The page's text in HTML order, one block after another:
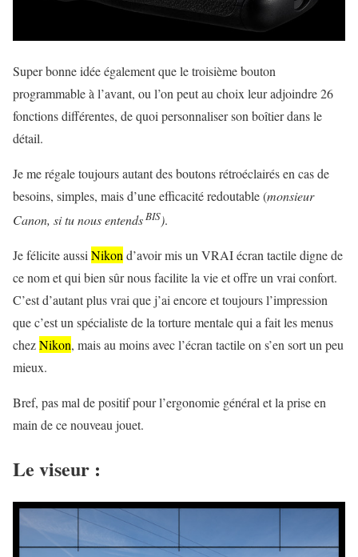
Super bonne idée également que le troisième bouton
programmable à l’avant, ou l’on peut au choix leur adjoindre 26
fonctions différentes, de quoi personnaliser son boîtier dans le
détail.
Je me régale toujours autant des boutons rétroéclairés en cas de
besoins, simples, mais d’une efficacité redoutable (monsieur
Canon, si tu nous entends BIS).
Je félicite aussi Nikon d’avoir mis un VRAI écran tactile digne de
ce nom et qui bien sûr nous facilite la vie et offre un vrai confort.
C’est d’autant plus vrai que j’ai encore et toujours l’impression
que c’est un spécialiste de la torture mentale qui a fait les menus
chezNikon, mais au moins avec l’écran tactile on s’en sort un peu
mieux.
Bref, pas mal de positif pour l’ergonomie général et la prise en
main de ce nouveau jouet.
Le viseur :